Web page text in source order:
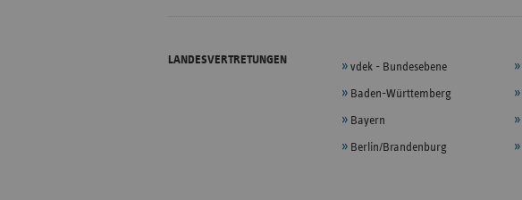
LANDESVERTRETUNGEN
vdek - Bundesebene
Baden-Württemberg
Bayern
Berlin/Brandenburg